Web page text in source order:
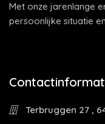
Met onze jarenlange
persoonlijke situatie
Terbruggen 27 ,